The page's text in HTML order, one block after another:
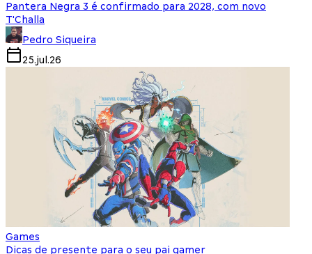
Pantera Negra 3 é confirmado para 2028, com novo
T'Challa
Pedro Siqueira
25.jul.26
Games
Dicas de presente para o seu pai gamer